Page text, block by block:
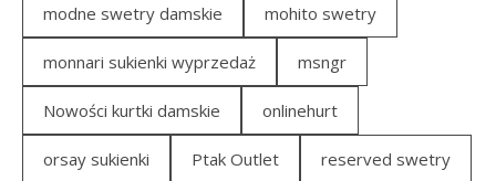
modne swetry damskie mohito swetry
monnari sukienki wyprzedaż msngr
Nowości kurtki damskie onlinehurt
orsay sukienki Ptak Outlet reserved swetry